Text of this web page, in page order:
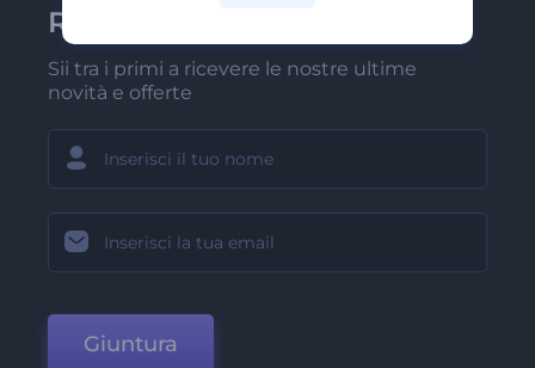
Renderforest
Sii tra i primi a ricevere le nostre ultime
novità e offerte
Giuntura